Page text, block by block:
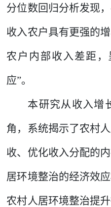
分位数回归分析发现
收入农户具有更强的
农户内部收入差距
应”。
本研究从收入增
角，系统揭示了农村
收、优化收入分配的
居环境整治的经济效
农村人居环境整治提